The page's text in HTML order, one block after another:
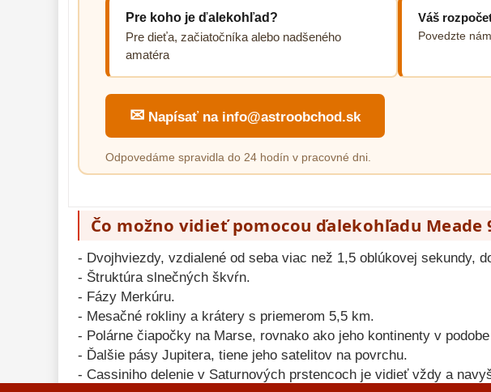
Pre koho je ďalekohľad?
Pre dieťa, začiatočníka alebo nadšeného
amatéra
Váš
Povedzte
✉ Napísať na info@astroobchod.sk
Odpovedáme spravidla do 24 hodín v pracovné dni.
Čo možno vidieť pomocou ďalekohľadu Meade
- Dvojhviezdy, vzdialené od seba viac než 1,5 oblúkovej sekundy,
- Štruktúra slnečných škvŕn.
- Fázy Merkúru.
- Mesačné rokliny a krátery s priemerom 5,5 km.
- Polárne čiapočky na Marse, rovnako ako jeho kontinenty v
- Ďalšie pásy Jupitera, tiene jeho satelitov na povrchu.
- Cassiniho delenie v Saturnových prstencoch je vidieť vždy a